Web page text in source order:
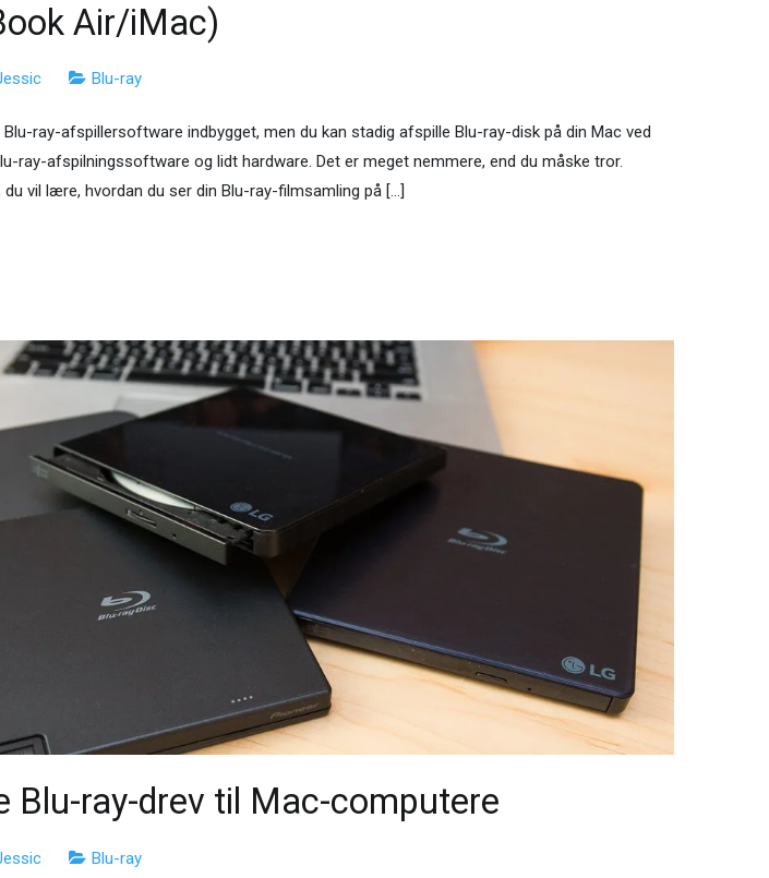
Air/iMac)
Blu-ray
Blu-ray-afspillersoftware indbygget, men du kan stadig afspille Blu-ray-disk på din Mac ved
ray-afspilningssoftware og lidt hardware. Det er meget nemmere, end du måske tror.
vil lære, hvordan du ser din Blu-ray-filmsamling på […]
Blu-ray-drev til Mac-computere
Blu-ray